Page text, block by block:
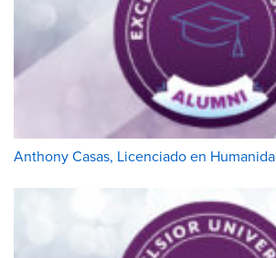
Anthony Casas, Licenciado en